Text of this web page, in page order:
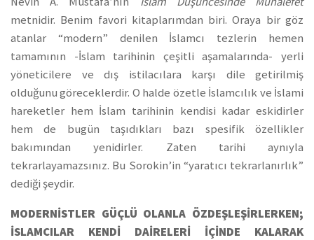
metnidir. Benim favori kitaplarımdan biri. Oraya bir göz
atanlar “modern” denilen İslamcı tezlerin hemen
tamamının -İslam tarihinin çeşitli aşamalarında- yerli
yöneticilere ve dış istilacılara karşı dile getirilmiş
olduğunu göreceklerdir. O halde özetle İslamcılık ve İslami
hareketler hem İslam tarihinin kendisi kadar eskidirler
hem de bugün taşıdıkları bazı spesifik özellikler
bakımından yenidirler. Zaten tarihi aynıyla
tekrarlayamazsınız. Bu Sorokin’in “yaratıcı tekrarlanırlık”
dediği şeydir.
MODERNİSTLER GÜÇLÜ OLANLA ÖZDEŞLEŞİRLERKEN;
İSLAMCILAR KENDİ DAİRELERİ İÇİNDE KALARAK